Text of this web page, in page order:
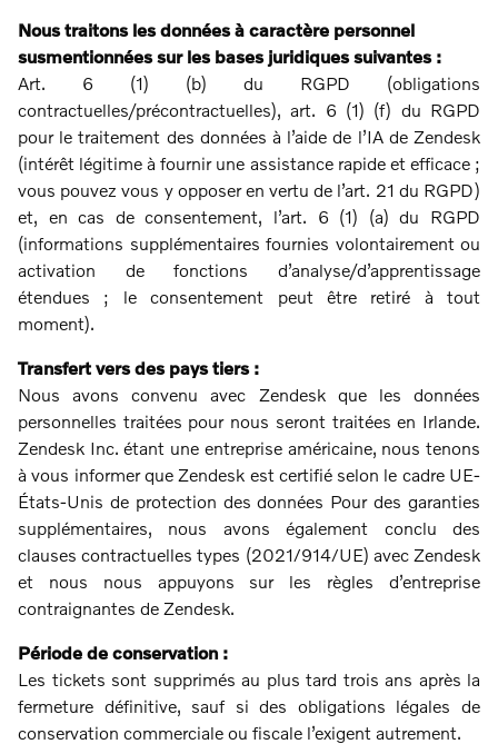
Nous traitons les données à caractère personnel
susmentionnées sur les bases juridiques suivantes :
Art. 6 (1) (b) du RGPD (obligations
contractuelles/précontractuelles), art. 6 (1) (f) du RGPD
pour le traitement des données à l’aide de l’IA de Zendesk
(intérêt légitime à fournir une assistance rapide et efficace ;
vous pouvez vous y opposer en vertu de l’art. 21 du RGPD)
et, en cas de consentement, l’art. 6 (1) (a) du RGPD
(informations supplémentaires fournies volontairement ou
activation de fonctions d’analyse/d’apprentissage
étendues ; le consentement peut être retiré à tout
moment).
Transfert vers des pays tiers :
Nous avons convenu avec Zendesk que les données
personnelles traitées pour nous seront traitées en Irlande.
Zendesk Inc. étant une entreprise américaine, nous tenons
à vous informer que Zendesk est certifié selon le cadre UE-
États-Unis de protection des données Pour des garanties
supplémentaires, nous avons également conclu des
clauses contractuelles types (2021/914/UE) avec Zendesk
et nous nous appuyons sur les règles d’entreprise
contraignantes de Zendesk.
Période de conservation :
Les tickets sont supprimés au plus tard trois ans après la
fermeture définitive, sauf si des obligations légales de
conservation commerciale ou fiscale l’exigent autrement.